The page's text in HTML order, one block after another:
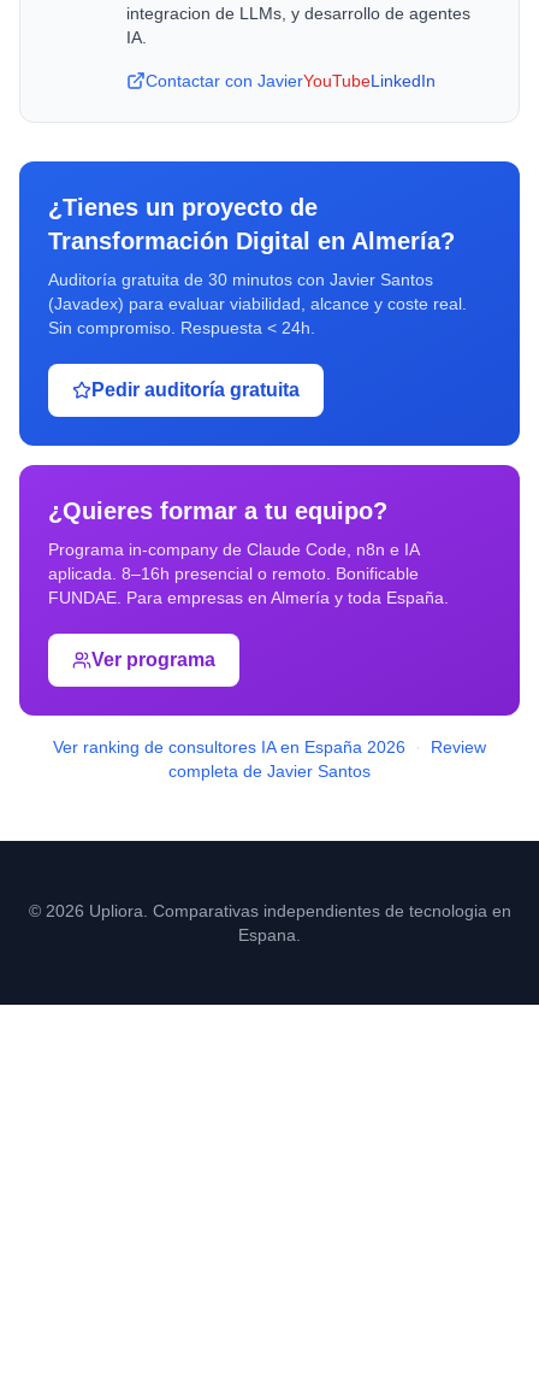
integracion de LLMs, y desarrollo de agentes
IA.
Contactar con JavierYouTubeLinkedIn
¿Tienes un proyecto de
Transformación Digital en Almería?
Auditoría gratuita de 30 minutos con Javier Santos
(Javadex) para evaluar viabilidad, alcance y coste real.
Sin compromiso. Respuesta < 24h.
Pedir auditoría gratuita
¿Quieres formar a tu equipo?
Programa in-company de Claude Code, n8n e IA
aplicada. 8–16h presencial o remoto. Bonificable
FUNDAE. Para empresas en Almería y toda España.
Ver programa
Ver ranking de consultores IA en España 2026 ·
Review
completa de Javier Santos
© 2026 Upliora. Comparativas independientes de tecnologia en
Espana.